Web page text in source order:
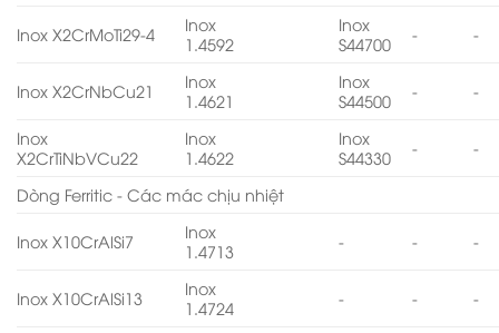
Inox X2CrMoTi29-4
Inox
1.4592
Inox
S44700
- -
Inox X2CrNbCu21
Inox
1.4621
Inox
S44500
- -
Inox
X2CrTiNbVCu22
Inox
1.4622
Inox
S44330
- -
Dòng Ferritic - Các mác chịu nhiệt
Inox X10CrAlSi7
Inox
1.4713
- - -
Inox X10CrAlSi13
Inox
1.4724
- - -